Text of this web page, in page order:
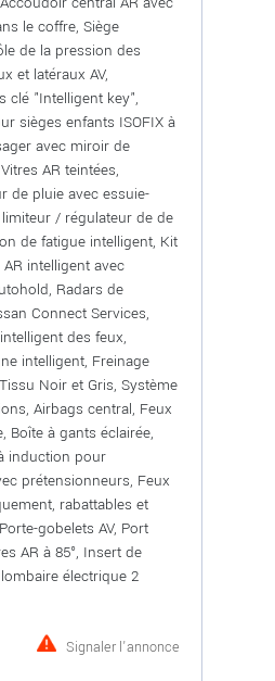
le coffre, Siège
de la pression des
et latéraux AV,
clé "Intelligent key",
sièges enfants ISOFIX à
avec miroir de
AR teintées,
de pluie avec essuie-
/ régulateur de de
de fatigue intelligent, Kit
intelligent avec
Radars de
Connect Services,
des feux,
intelligent, Freinage
Noir et Gris, Système
Airbags central, Feux
Boîte à gants éclairée,
induction pour
prétensionneurs, Feux
rabattables et
gobelets AV, Port
AR à 85°, Insert de
électrique 2
Signaler l'annonce